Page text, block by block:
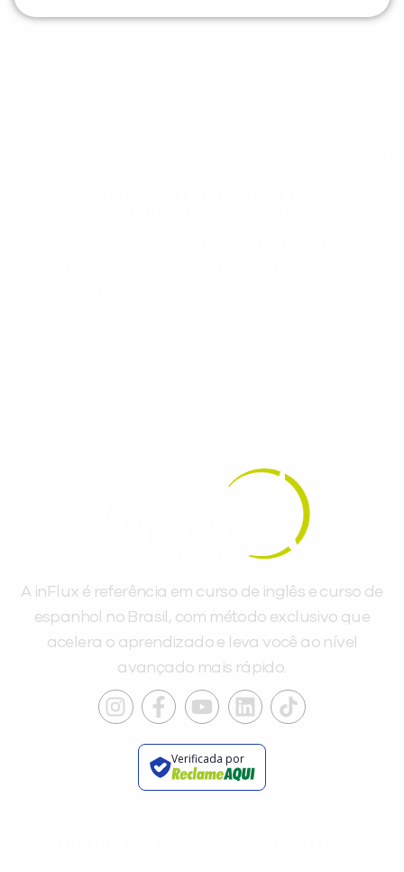
A inFlux é referência em curso de inglês e curso de
espanhol no Brasil, com método exclusivo que
acelera o aprendizado e leva você ao nível
avançado mais rápido.
Verificada por